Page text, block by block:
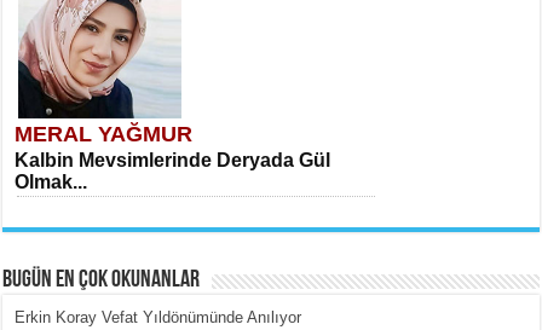
MERAL YAĞMUR
Kalbin Mevsimlerinde Deryada Gül
Olmak...
BUGÜN EN ÇOK OKUNANLAR
Erkin Koray Vefat Yıldönümünde Anılıyor